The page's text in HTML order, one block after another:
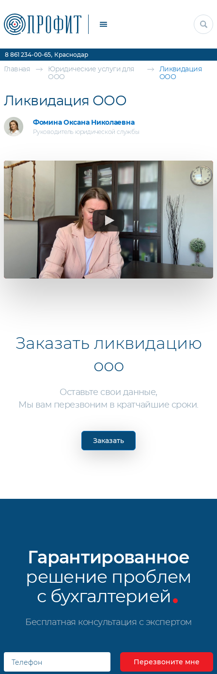
Цены
8 861 234-00-65, Краснодар
Главная
Юридические услуги для
ООО
Ликвидация
ООО
Ликвидация ООО
Фомина Оксана Николаевна
Руководитель юридической службы
Заказать ликвидацию
ооо
Оставьте свои данные,
Мы вам перезвоним в кратчайшие сроки.
Заказать
Гарантированное
решение проблем
с бухгалтерией
Бесплатная консультация с экспертом